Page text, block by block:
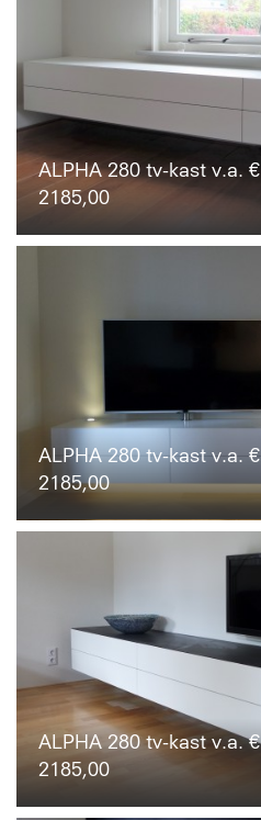
ALPHA 280 tv-kast v.a. €
2185,00
ALPHA 280 tv-kast v.a. €
2185,00
ALPHA 280 tv-kast v.a. €
2185,00